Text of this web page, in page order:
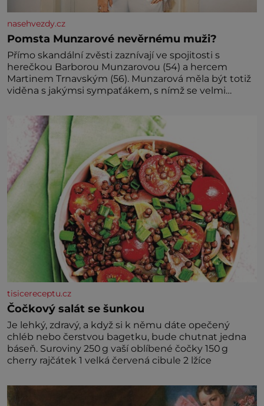
nasehvezdy.cz
Pomsta Munzarové nevěrnému muži?
Přímo skandální zvěsti zaznívají ve spojitosti s
herečkou Barborou Munzarovou (54) a hercem
Martinem Trnavským (56). Munzarová měla být totiž
viděna s jakýmsi sympaťákem, s nímž se velmi
tisicereceptu.cz
Čočkový salát se šunkou
Je lehký, zdravý, a když si k němu dáte opečený
chléb nebo čerstvou bagetku, bude chutnat jedna
báseň. Suroviny 250 g vaší oblíbené čočky 150 g
cherry rajčátek 1 velká červená cibule 2 lžíce